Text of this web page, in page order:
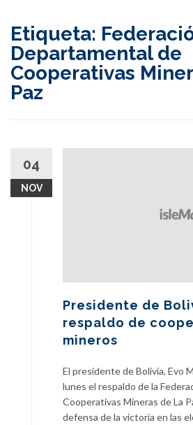
Etiqueta:
Departamental de
Cooperativas
Paz
04
NOV
Presidente de
respaldo de
mineros
El presidente de Bolivia, Evo
lunes el respaldo de la
Cooperativas Mineras de La
defensa de la victoria en las